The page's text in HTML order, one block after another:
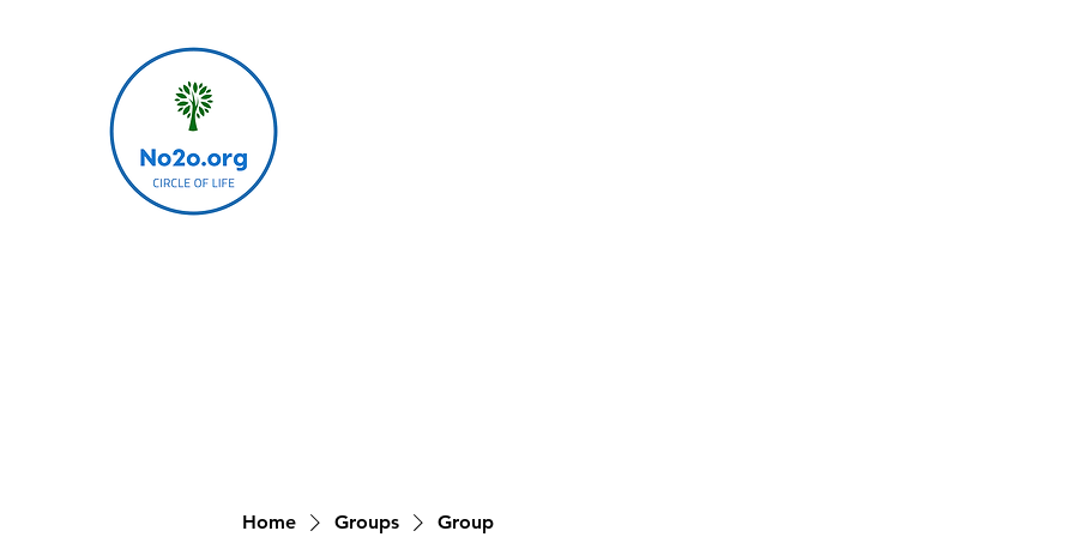
Home Groups Group